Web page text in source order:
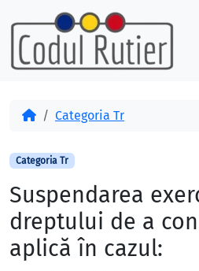
Skip to content
Skip to footer
AcasăCategoria Tr
Categoria Tr
Suspendarea
dreptului de a
aplică în cazul: